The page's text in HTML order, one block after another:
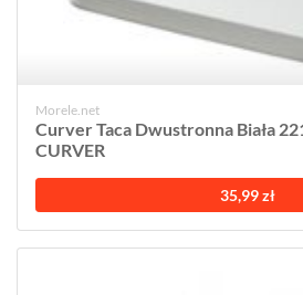
Morele.net
Curver Taca Dwustronna Biała
CURVER
35,99 zł